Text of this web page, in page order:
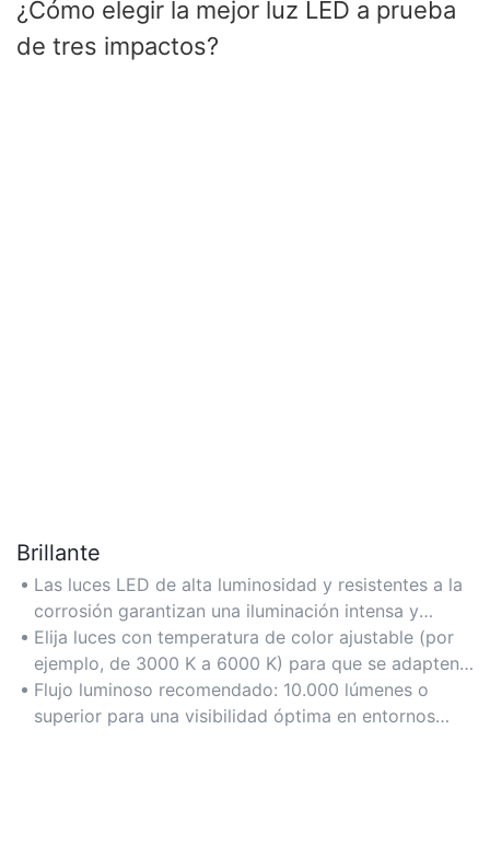
¿Cómo elegir la mejor luz LED a prueba
de tres impactos?
Brillante
Las luces LED de alta luminosidad y resistentes a la
corrosión garantizan una iluminación intensa y
uniforme, lo que las hace ideales para grandes
espacios como almacenes o talleres.
Elija luces con temperatura de color ajustable (por
ejemplo, de 3000 K a 6000 K) para que se adapten
a las necesidades de brillo específicas de cada
tarea.
Flujo luminoso recomendado: 10.000 lúmenes o
superior para una visibilidad óptima en entornos